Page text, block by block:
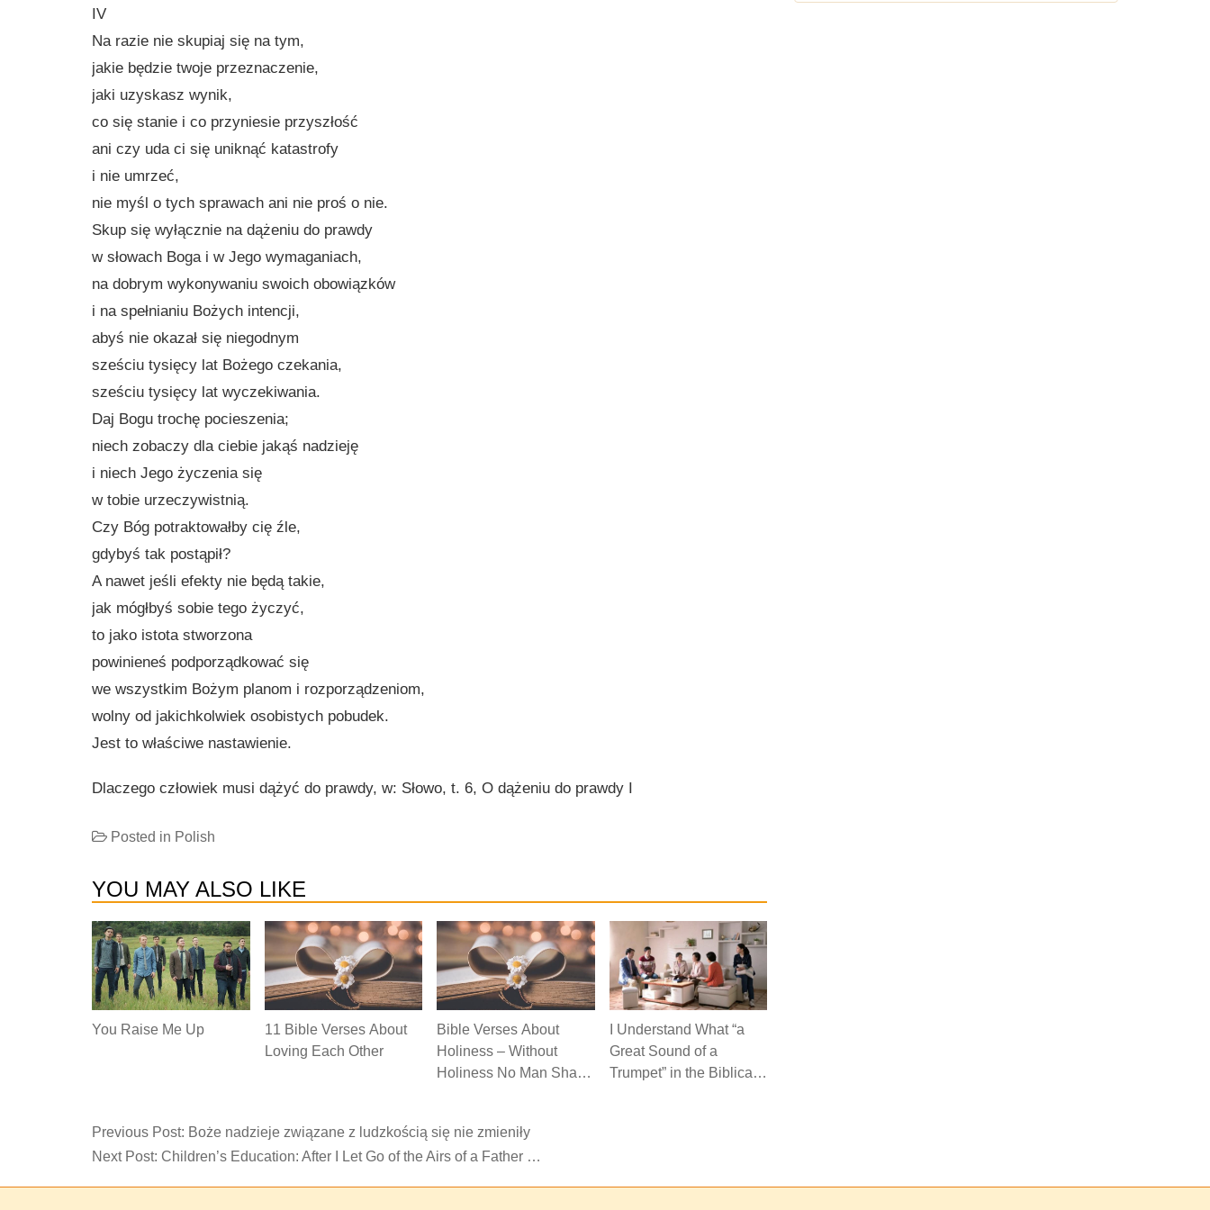
IV
Na razie nie skupiaj się na tym,
jakie będzie twoje przeznaczenie,
jaki uzyskasz wynik,
co się stanie i co przyniesie przyszłość
ani czy uda ci się uniknąć katastrofy
i nie umrzeć,
nie myśl o tych sprawach ani nie proś o nie.
Skup się wyłącznie na dążeniu do prawdy
w słowach Boga i w Jego wymaganiach,
na dobrym wykonywaniu swoich obowiązków
i na spełnianiu Bożych intencji,
abyś nie okazał się niegodnym
sześciu tysięcy lat Bożego czekania,
sześciu tysięcy lat wyczekiwania.
Daj Bogu trochę pocieszenia;
niech zobaczy dla ciebie jakąś nadzieję
i niech Jego życzenia się
w tobie urzeczywistnią.
Czy Bóg potraktowałby cię źle,
gdybyś tak postąpił?
A nawet jeśli efekty nie będą takie,
jak mógłbyś sobie tego życzyć,
to jako istota stworzona
powinieneś podporządkować się
we wszystkim Bożym planom i rozporządzeniom,
wolny od jakichkolwiek osobistych pobudek.
Jest to właściwe nastawienie.
Dlaczego człowiek musi dążyć do prawdy, w: Słowo, t. 6, O dążeniu do prawdy I
Posted in Polish
YOU MAY ALSO LIKE
You Raise Me Up
11 Bible Verses About
Loving Each Other
Bible Verses About
Holiness – Without
Holiness No Man Shall
I Understand What “a
Great Sound of a
Trumpet” in the Biblical
Previous Post: Boże nadzieje związane z ludzkością się nie zmieniły
Next Post: Children’s Education: After I Let Go of the Airs of a Father …